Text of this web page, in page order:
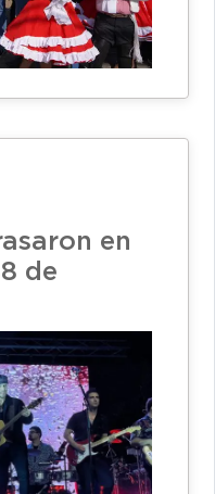
en
de